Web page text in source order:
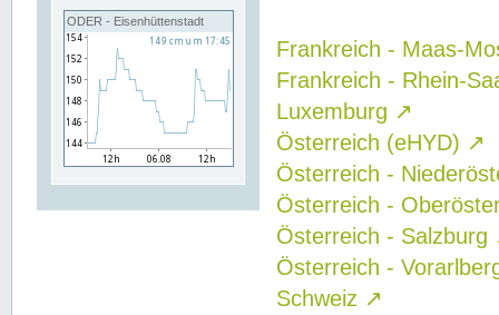
ODER - Eisenhüttenstadt
Frankreich - Maas-
Frankreich - Rhein-
Luxemburg ↗
Österreich (eHYD) ↗
Österreich -
Österreich -
Österreich - Salzburg
Österreich -
Schweiz ↗